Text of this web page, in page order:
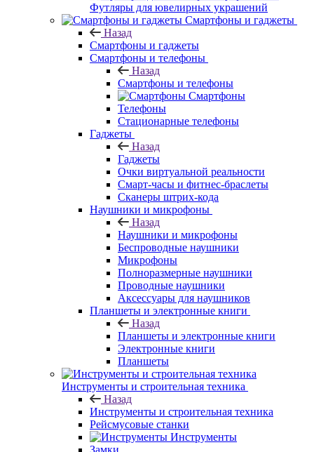
Футляры для ювелирных украшений
Смартфоны и гаджеты
Назад
Смартфоны и гаджеты
Смартфоны и телефоны
Назад
Смартфоны и телефоны
Смартфоны
Телефоны
Стационарные телефоны
Гаджеты
Назад
Гаджеты
Очки виртуальной реальности
Смарт-часы и фитнес-браслеты
Сканеры штрих-кода
Наушники и микрофоны
Назад
Наушники и микрофоны
Беспроводные наушники
Микрофоны
Полноразмерные наушники
Проводные наушники
Аксессуары для наушников
Планшеты и электронные книги
Назад
Планшеты и электронные книги
Электронные книги
Планшеты
Инструменты и строительная техника
Назад
Инструменты и строительная техника
Рейсмусовые станки
Инструменты
Замки